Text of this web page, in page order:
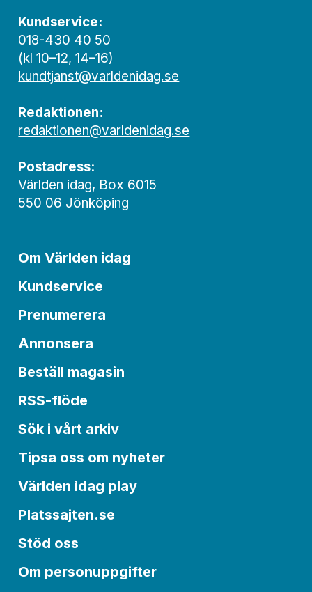
Kundservice:
018-430 40 50
(kl 10–12, 14–16)
kundtjanst@varldenidag.se
Redaktionen:
redaktionen@varldenidag.se
Postadress:
Världen idag, Box 6015
550 06 Jönköping
Om Världen idag
Kundservice
Prenumerera
Annonsera
Beställ magasin
RSS-flöde
Sök i vårt arkiv
Tipsa oss om nyheter
Världen idag play
Platssajten.se
Stöd oss
Om personuppgifter